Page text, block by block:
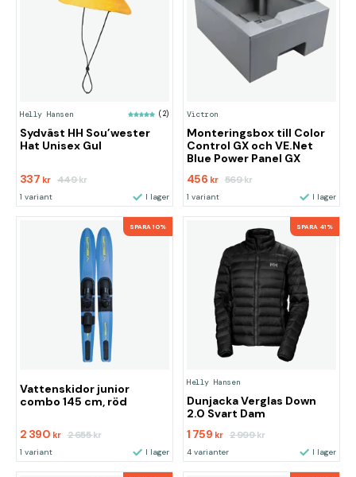
Helly Hansen (2)
Sydväst HH Sou’wester
Hat Unisex Gul
337 kr 449kr
1 variant I lager
Victron
Monteringsbox till Color
Control GX och VE.Net
Blue Power Panel GX
456 kr 569kr
1 variant I lager
SPARA 10%
Vattenskidor junior
combo 145 cm, röd
2 390 kr 2 655kr
1 variant I lager
SPARA 41%
Helly Hansen
Dunjacka Verglas Down
2.0 Svart Dam
1 759 kr 2 999kr
4 varianter I lager